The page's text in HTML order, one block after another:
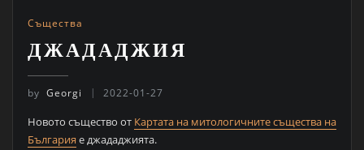
Същества
ДЖАДАДЖИЯ
by Georgi 2022-01-27
Новото същество от Картата на митологичните същества на
България е джададжията.